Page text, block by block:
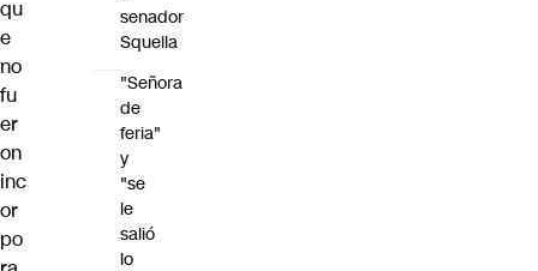
qu
e
no
fu
er
on
inc
or
po
senador
Squella
"Señora
de
feria"
y
"se
le
salió
lo